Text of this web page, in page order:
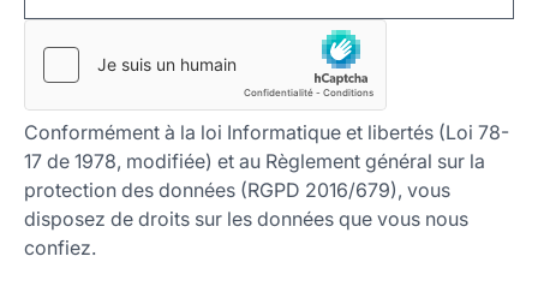
Conformément à la loi Informatique et libertés (Loi 78-
17 de 1978, modifiée) et au Règlement général sur la
protection des données (RGPD 2016/679), vous
disposez de droits sur les données que vous nous
confiez.